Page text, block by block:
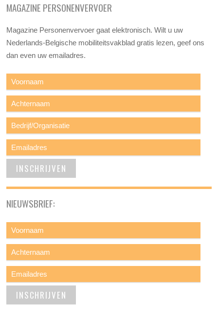
MAGAZINE PERSONENVERVOER
Magazine Personenvervoer gaat elektronisch. Wilt u uw
Nederlands-Belgische mobiliteitsvakblad gratis lezen, geef ons
dan even uw emailadres.
NIEUWSBRIEF: